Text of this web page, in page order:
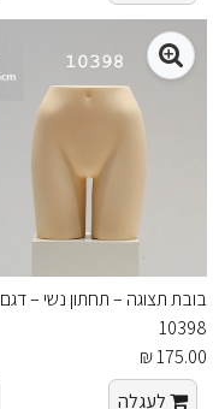
בובת תצוגה – תחתון נשי – דגם
10398
175.00 ₪
לעגלה